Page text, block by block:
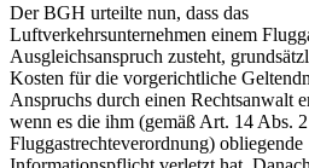
Der BGH urteilte nun, dass das
Luftverkehrsunternehmen einem
Ausgleichsanspruch zusteht,
Kosten für die vorgerichtliche
Anspruchs durch einen Rechtsanwalt
wenn es die ihm (gemäß Art. 14 Abs. 2
Fluggastrechteverordnung) obliegende